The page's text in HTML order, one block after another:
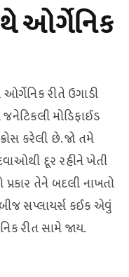
ઓર્ગેનિક
રીતે ઉગાડી
મોડિફાઈડ
કરેલી છે. જો તમે
દૂર રહીને ખેતી
તેને બદલી નાખતો
બીજ સપ્લાયર્સ કઈક એવું
રીત સામે જાય.